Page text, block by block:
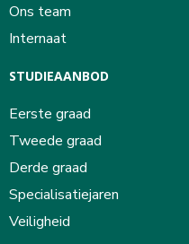
Ons team
Internaat
STUDIEAANBOD
Eerste graad
Tweede graad
Derde graad
Specialisatiejaren
Veiligheid